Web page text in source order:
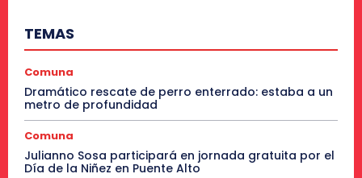
TEMAS
Comuna
Dramático rescate de perro enterrado: estaba a un
metro de profundidad
Comuna
Julianno Sosa participará en jornada gratuita por el
Día de la Niñez en Puente Alto